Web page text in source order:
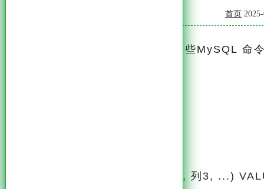
首页
接上篇，这篇继续为大家介绍一些MySQL 命
INSERT INTO 表名 (列1, 列2, 列3, ...)